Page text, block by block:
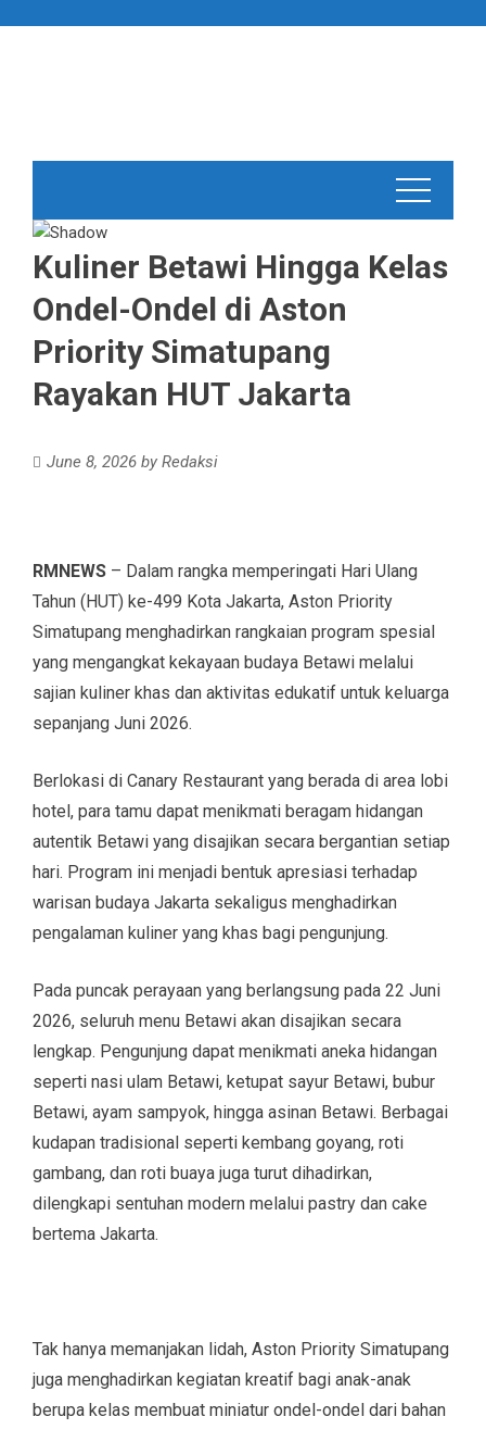
Kuliner Betawi Hingga Kelas
Ondel-Ondel di Aston
Priority Simatupang
Rayakan HUT Jakarta
June 8, 2026 by Redaksi
RMNEWS – Dalam rangka memperingati Hari Ulang
Tahun (HUT) ke-499 Kota Jakarta, Aston Priority
Simatupang menghadirkan rangkaian program spesial
yang mengangkat kekayaan budaya Betawi melalui
sajian kuliner khas dan aktivitas edukatif untuk keluarga
sepanjang Juni 2026.
Berlokasi di Canary Restaurant yang berada di area lobi
hotel, para tamu dapat menikmati beragam hidangan
autentik Betawi yang disajikan secara bergantian setiap
hari. Program ini menjadi bentuk apresiasi terhadap
warisan budaya Jakarta sekaligus menghadirkan
pengalaman kuliner yang khas bagi pengunjung.
Pada puncak perayaan yang berlangsung pada 22 Juni
2026, seluruh menu Betawi akan disajikan secara
lengkap. Pengunjung dapat menikmati aneka hidangan
seperti nasi ulam Betawi, ketupat sayur Betawi, bubur
Betawi, ayam sampyok, hingga asinan Betawi. Berbagai
kudapan tradisional seperti kembang goyang, roti
gambang, dan roti buaya juga turut dihadirkan,
dilengkapi sentuhan modern melalui pastry dan cake
bertema Jakarta.
Tak hanya memanjakan lidah, Aston Priority Simatupang
juga menghadirkan kegiatan kreatif bagi anak-anak
berupa kelas membuat miniatur ondel-ondel dari bahan